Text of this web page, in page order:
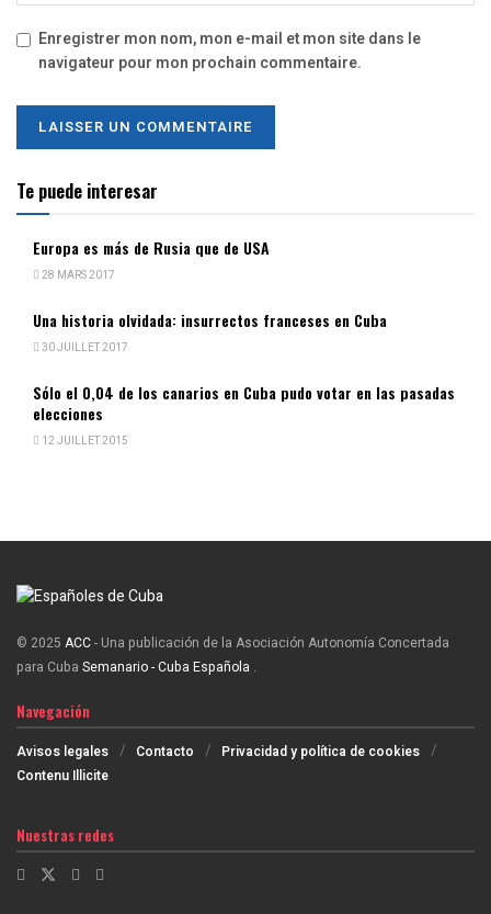
Enregistrer mon nom, mon e-mail et mon site dans le
navigateur pour mon prochain commentaire.
Te puede interesar
Europa es más de Rusia que de USA
28 MARS 2017
Una historia olvidada: insurrectos franceses en Cuba
30 JUILLET 2017
Sólo el 0,04 de los canarios en Cuba pudo votar en las pasadas
elecciones
12 JUILLET 2015
© 2025 ACC- Una publicación de la Asociación Autonomía Concertada
para Cuba Semanario - Cuba Española .
Navegación
Avisos legales Contacto
Privacidad y política de cookies
Contenu Illicite
Nuestras redes